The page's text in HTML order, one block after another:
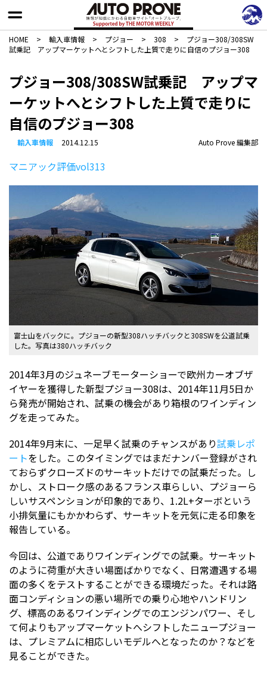
HOME > 輸入車情報 > プジョー > 308 >
プジョー308/308SW
試乗記 アップマーケットへとシフトした上質で走りに自信のプジョー308
プジョー308/308SW試乗記 アップマ
ーケットへとシフトした上質で走りに
自信のプジョー308
輸入車情報 2014.12.15 Auto Prove 編集部
マニアック評価vol313
富士山をバックに。プジョーの新型308ハッチバックと308SWを公道試乗
した。写真は380ハッチバック
2014年3月のジュネーブモーターショーで欧州カーオブザ
イヤーを獲得した新型プジョー308は、2014年11月5日か
ら発売が開始され、試乗の機会があり箱根のワインディン
グを走ってみた。
2014年9月末に、一足早く試乗のチャンスがあり試乗レポ
ートをした。このタイミングではまだナンバー登録がされ
ておらずクローズドのサーキットだけでの試乗だった。し
かし、ストローク感のあるフランス車らしい、プジョーら
しいサスペンションが印象的であり、1.2L+ターボという
小排気量にもかかわらず、サーキットを元気に走る印象を
報告している。
今回は、公道でありワインディングでの試乗。サーキット
のように荷重が大きい場面ばかりでなく、日常遭遇する場
面の多くをテストすることができる環境だった。それは路
面コンディションの悪い場所での乗り心地やハンドリン
グ、標高のあるワインディングでのエンジンパワー、そし
て何よりもアップマーケットへシフトしたニュープジョー
は、プレミアムに相応しいモデルへとなったのか？などを
見ることができた。